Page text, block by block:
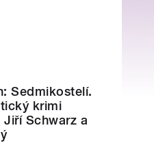
Sedmikostelí.
krimi
Schwarz a